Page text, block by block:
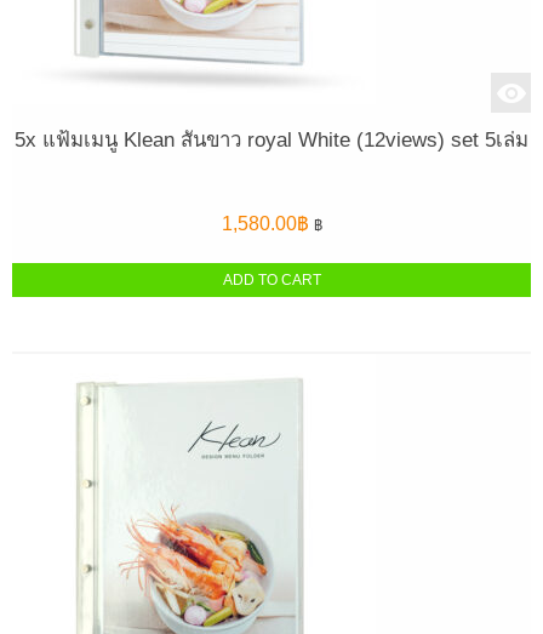
5x แฟ้มเมนู Klean สันขาว royal White (12views) set 5เล่ม
1,580.00฿ ฿
ADD TO CART